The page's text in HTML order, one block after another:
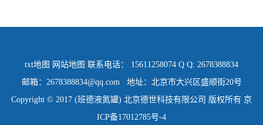
txt地图 网站地图 联系电话： 15611258074 Q Q: 2678388834
邮箱：2678388834@qq.com 地址：北京市大兴区盛顺街20号
Copyright © 2017 (班德液氮罐) 北京德世科技有限公司 版权所有 京
ICP备17012785号-4